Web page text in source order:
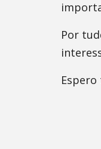
Por